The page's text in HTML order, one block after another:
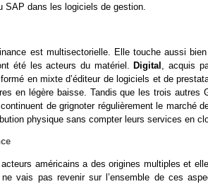
SAP dans les logiciels de gestion.
est multisectorielle. Elle touche aussi
été les acteurs du matériel.Digital , acquis
en mixte d’éditeur de logiciels et de
en légère baisse. Tandis que les trois
continuent de grignoter régulièrement le marché
physique sans compter leurs services en
américains a des origines multiples et
vais pas revenir sur l’ensemble de ces